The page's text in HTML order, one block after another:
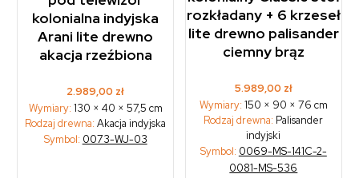
kolonialna indyjska
Arani lite drewno
akacja rzeźbiona
2.989,00 zł
Wymiary: 130 × 40 × 57,5 cm
Rodzaj drewna: Akacja indyjska
Symbol: 0073-WJ-03
rozkładany + 6 krzeseł
lite drewno palisander
ciemny brąz
5.989,00 zł
Wymiary: 150 × 90 × 76 cm
Rodzaj drewna: Palisander
indyjski
Symbol: 0069-MS-141C-2-
0081-MS-536